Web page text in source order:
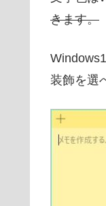
きます。
装飾を選